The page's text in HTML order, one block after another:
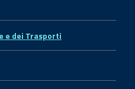
e dei Trasporti